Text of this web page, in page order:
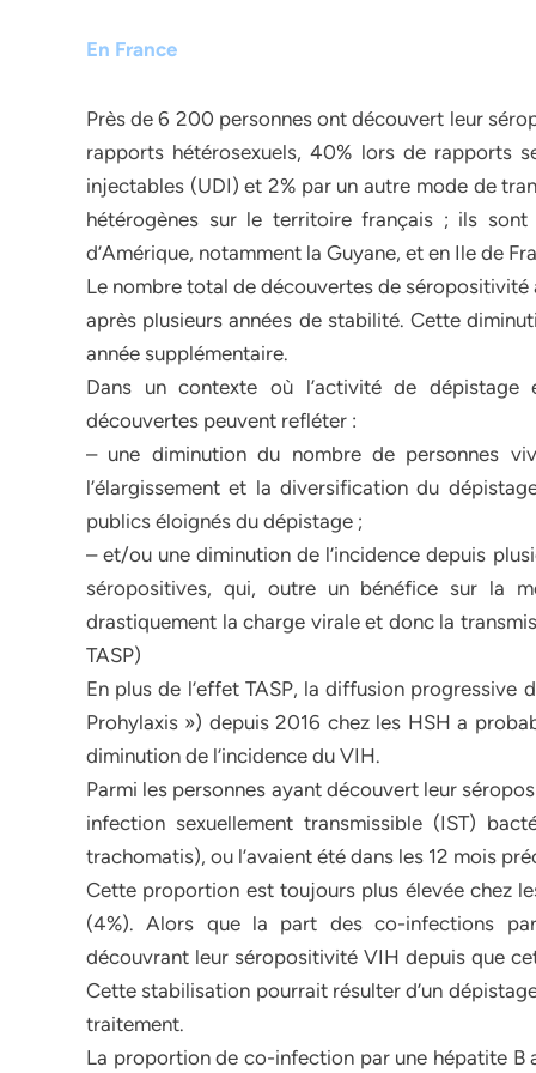
En France
Près de 6 200 personnes ont découvert leur
rapports hétérosexuels, 40% lors de rapports
injectables (UDI) et 2% par un autre mode de
hétérogènes sur le territoire français ; ils
d’Amérique, notamment la Guyane, et en Ile de
Le nombre total de découvertes de
après plusieurs années de stabilité. Cette
année supplémentaire.
Dans un contexte où l’activité de
découvertes peuvent refléter :
– une diminution du nombre de personnes
l’élargissement et la diversification du
publics éloignés du dépistage ;
– et/ou une diminution de l’incidence depuis
séropositives, qui, outre un bénéfice sur la
drastiquement la charge virale et donc la
TASP)
En plus de l’effet TASP, la diffusion progressive
Prohylaxis ») depuis 2016 chez les HSH a
diminution de l’incidence du VIH.
Parmi les personnes ayant découvert leur
infection sexuellement transmissible (IST)
trachomatis), ou l’avaient été dans les 12 mois
Cette proportion est toujours plus élevée chez
(4%). Alors que la part des co-infections
découvrant leur séropositivité VIH depuis que
Cette stabilisation pourrait résulter d’un
traitement.
La proportion de co-infection par une hépatite